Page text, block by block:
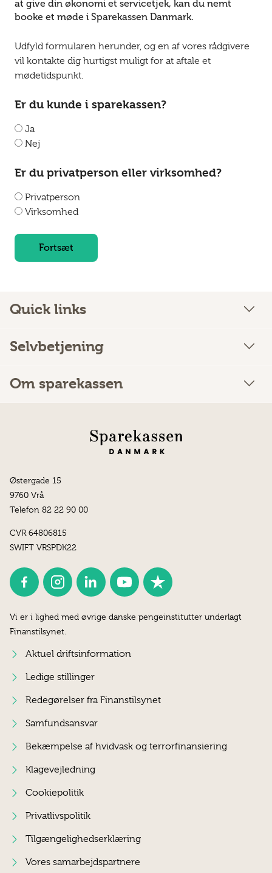
at give din økonomi et servicetjek, kan du nemt
booke et møde i Sparekassen Danmark.
Udfyld formularen herunder, og en af vores rådgivere
vil kontakte dig hurtigst muligt for at aftale et
mødetidspunkt.
Er du kunde i sparekassen?
Ja
Nej
Er du privatperson eller virksomhed?
Privatperson
Virksomhed
Fortsæt
Quick links
Selvbetjening
Om sparekassen
Østergade 15
9760 Vrå
Telefon 82 22 90 00
CVR 64806815
SWIFT VRSPDK22
Vi er i lighed med øvrige danske pengeinstitutter underlagt
Finanstilsynet.
Aktuel driftsinformation
Ledige stillinger
Redegørelser fra Finanstilsynet
Samfundsansvar
Bekæmpelse af hvidvask og terrorfinansiering
Klagevejledning
Cookiepolitik
Privatlivspolitik
Tilgængelighedserklæring
Vores samarbejdspartnere